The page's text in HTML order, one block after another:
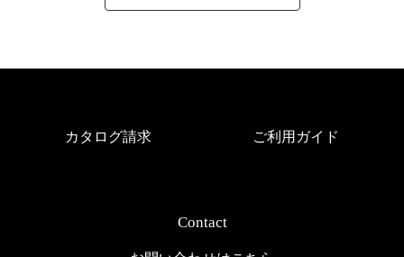
カタログ請求 ご利用ガイド
Contact